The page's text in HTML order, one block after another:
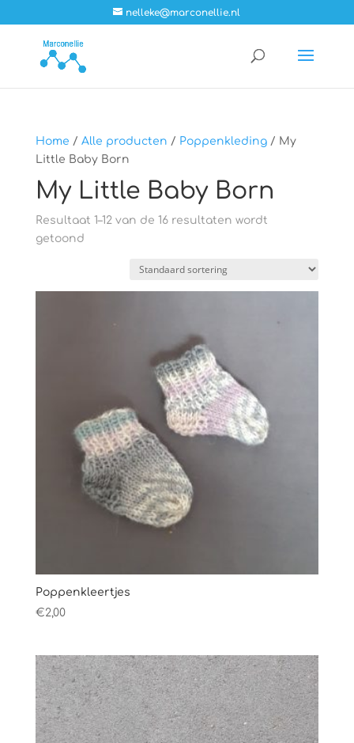
nelleke@marconellie.nl
Home / Alle producten / Poppenkleding/ My
Little Baby Born
My Little Baby Born
Resultaat 1–12 van de 16 resultaten wordt
getoond
Poppenkleertjes
€2,00